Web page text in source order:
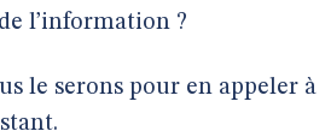
l’information ?
le serons pour en appeler à